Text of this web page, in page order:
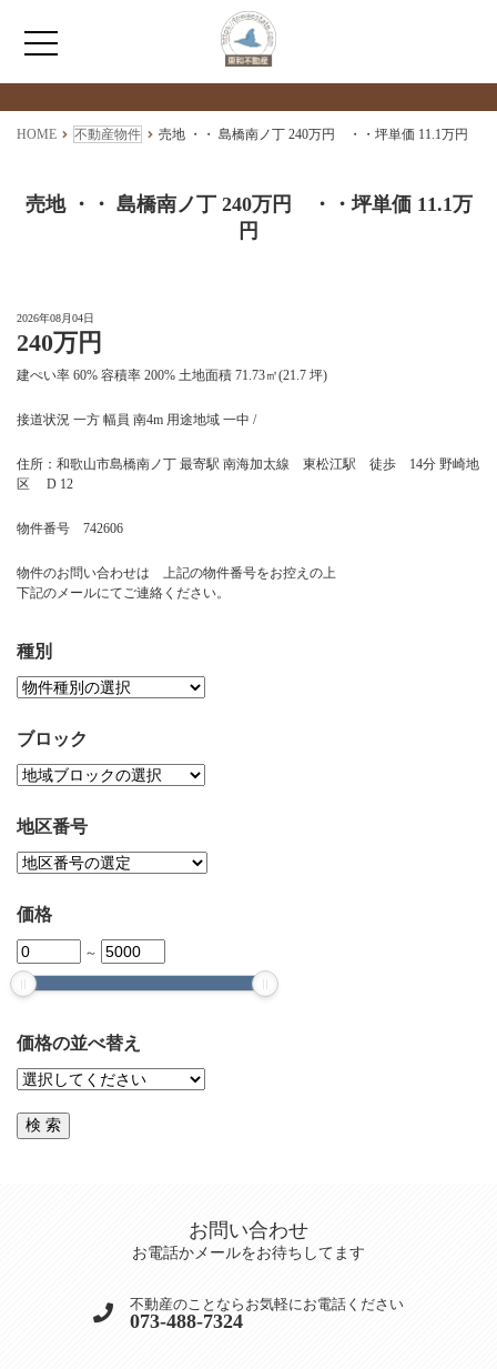
HOME
売買情報
月極駐車場のご案内
アクセス
お問い合わせ
検索物件の詳細
****
HOME 不動産物件 売地 ・・ 島橋南ノ丁 240万円 ・・坪単価 11.1万円
売地 ・・ 島橋南ノ丁 240万円 ・・坪単価 11.1万
円
2026年08月04日
240万円
建ぺい率 60% 容積率 200% 土地面積 71.73㎡(21.7 坪)
接道状況 一方 幅員 南4m 用途地域 一中 /
住所：和歌山市島橋南ノ丁 最寄駅 南海加太線 東松江駅 徒歩 14分 野崎地
区 D 12
物件番号 742606
物件のお問い合わせは 上記の物件番号をお控えの上
下記のメールにてご連絡ください。
種別
ブロック
地区番号
価格
～
価格の並べ替え
お問い合わせ
お電話かメールをお待ちしてます
不動産のことならお気軽にお電話ください
073-488-7324